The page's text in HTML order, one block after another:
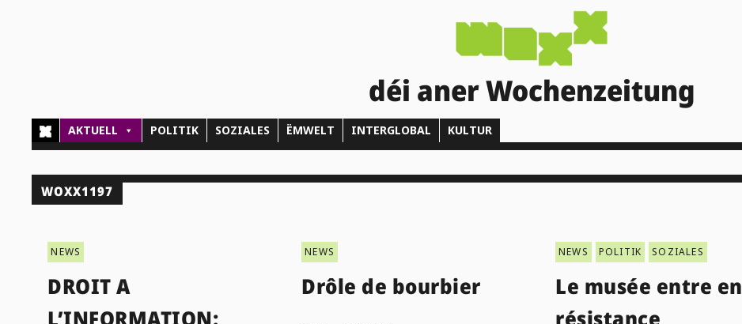
déi aner Wochenzeitung
AKTUELL POLITIK SOZIALES ËMWELT INTERGLOBAL KULTUR
WOXX1197
NEWS
DROIT A
L’INFORMATION:
NEWS
Drôle de bourbier
NEWS POLITIK SOZIALES
Le musée entre en
résistance